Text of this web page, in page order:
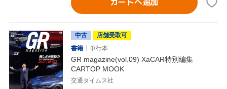
中古
店舗受取可
書籍
単行本
GR magazine(vol.09) XaCAR特別編集
CARTOP MOOK
交通タイムス社